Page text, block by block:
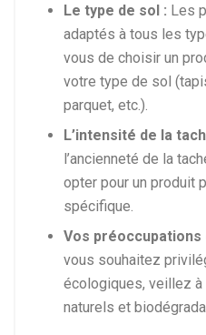
Le type de sol : Les
adaptés à tous les
vous de choisir un
votre type de sol
parquet, etc.).
L’intensité de la
l’ancienneté de la
opter pour un produit
spécifique.
Vos
vous souhaitez
écologiques, veillez
naturels et